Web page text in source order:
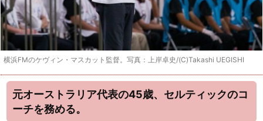
横浜FMのケヴィン・マスカット監督。写真：上岸卓史/(C)Takashi UEGISHI
元オーストラリア代表の45歳、セルティックのコ
ーチを務める。